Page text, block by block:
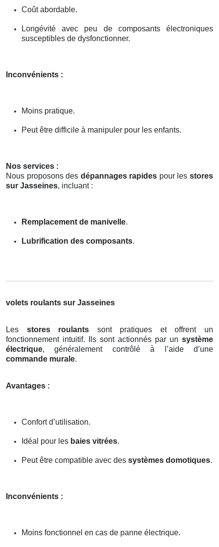
Coût abordable.
Longévité avec peu de composants électroniques
susceptibles de dysfonctionner.
Inconvénients :
Moins pratique.
Peut être difficile à manipuler pour les enfants.
Nos services :
Nous proposons des dépannages rapides pour lesstores
sur Jasseines, incluant :
Remplacement de manivelle.
Lubrification des composants.
volets roulants sur Jasseines
Les stores roulants sont pratiques et offrent un
fonctionnement intuitif. Ils sont actionnés par un système
électrique, généralement contrôlé à l’aide d’une
commande murale.
Avantages :
Confort d’utilisation.
Idéal pour les baies vitrées.
Peut être compatible avec des systèmes domotiques.
Inconvénients :
Moins fonctionnel en cas de panne électrique.